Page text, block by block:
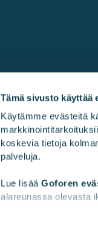
Tämä sivusto käyttää
Käytämme evästeitä
koskevia tietoja
palveluja.
Lue lisää Goforen
alareunassa olevasta